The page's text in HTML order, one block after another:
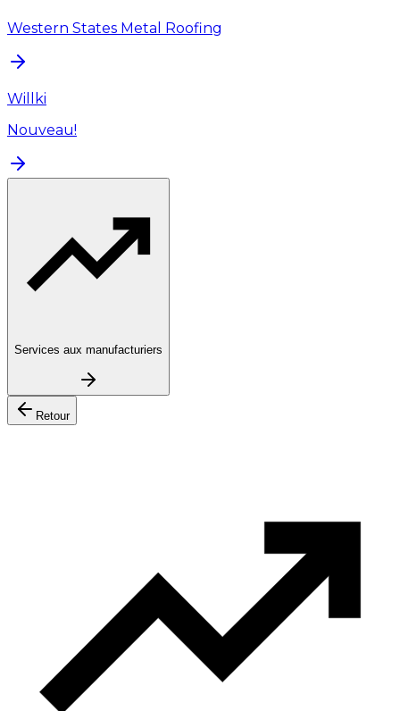
Western States Metal Roofing
Willki
Nouveau!
Services aux manufacturiers
Retour